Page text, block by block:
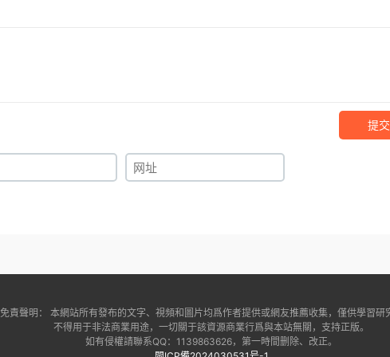
提交
免責聲明： 本網站所有發布的文字、視頻和圖片均爲作者提供或網友推薦收集，僅供學習研
不得用于非法商業用途，一切關于該資源商業行爲與本站無關，支持正版。
如有侵權請聯系QQ：1139863626，第一時間删除、改正。